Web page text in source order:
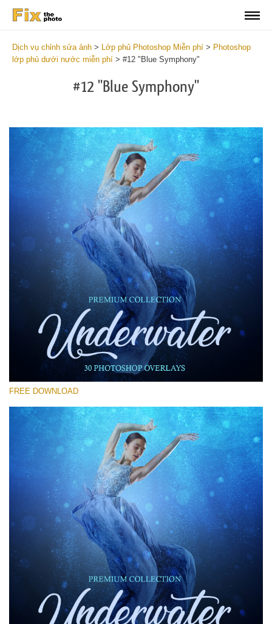
Dịch vụ chỉnh sửa ảnh > Lớp phủ Photoshop Miễn phí > Photoshop
lớp phủ dưới nước miễn phí > #12 "Blue Symphony"
#12 "Blue Symphony"
Xin hãy lựa chọn
Free Photoshop Overlay #12
Small 800*533px
Underwater Overlays
(30 Overlays)
4 Seasons (411 Overlays)
Large 6000*4000px
Entire Collection
(1783 Overlays)
Large 6000*4000px
Tải xuống miễn phí
FREE DOWNLOAD